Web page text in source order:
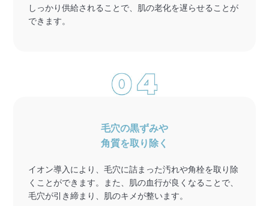
しっかり供給されることで、肌の老化を遅らせることが
できます。
毛穴の黒ずみや
角質を取り除く
イオン導入により、毛穴に詰まった汚れや角栓を取り除
くことができます。また、肌の血行が良くなることで、
毛穴が引き締まり、肌のキメが整います。